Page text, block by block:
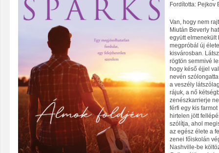
Fordította: Pejkov
Van, hogy nem
Miután Beverly
együtt elmenekült
megpróbál új
kisvárosban.
rögtön semmivé
hogy késő éjjel
nevén
a veszély
rájuk, a nő
zenészkarrierje
férfi egy kis
hirtelen jött
szólítja, ahol
az egész élete a
zenei főiskolán
Nashville-be